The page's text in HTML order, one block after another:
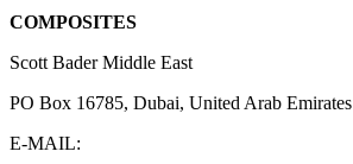
COMPOSITES
Scott Bader Middle East
PO Box 16785, Dubai, United Arab Emirates
E-MAIL: